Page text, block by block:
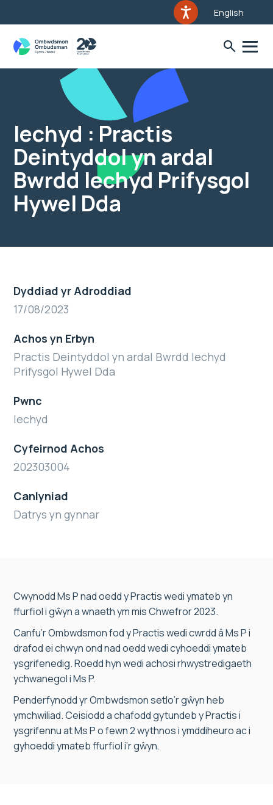
English
Iechyd : Practis
Deintyddol yn ardal
Bwrdd Iechyd Prifysgol
Hywel Dda
Dyddiad yr Adroddiad
17/08/2023
Achos yn Erbyn
Practis Deintyddol yn ardal Bwrdd Iechyd
Prifysgol Hywel Dda
Pwnc
Iechyd
Cyfeirnod Achos
202303004
Canlyniad
Datrys yn gynnar
Cwynodd Ms P nad oedd y Practis wedi ymateb yn
ffurfiol i gŵyn a wnaeth ym mis Chwefror 2023.
Canfu’r Ombwdsmon fod y Practis wedi cwrdd â Ms P i
drafod ei chwyn ond nad oedd wedi cyhoeddi ymateb
ysgrifenedig. Roedd hyn wedi achosi rhwystredigaeth
ychwanegol i Ms P.
Penderfynodd yr Ombwdsmon setlo’r gŵyn heb
ymchwiliad. Ceisiodd a chafodd gytundeb y Practis i
ysgrifennu at Ms P o fewn 2 wythnos i ymddiheuro ac i
gyhoeddi ymateb ffurfiol i’r gŵyn.